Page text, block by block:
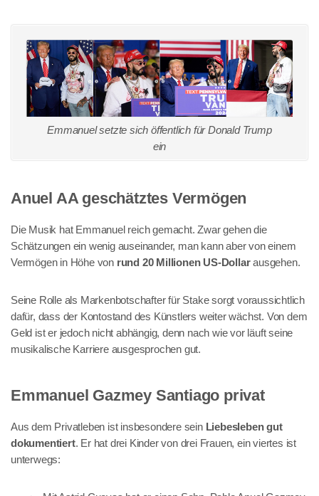
Emmanuel setzte sich öffentlich für Donald Trump
ein
Anuel AA geschätztes Vermögen
Die Musik hat Emmanuel reich gemacht. Zwar gehen die
Schätzungen ein wenig auseinander, man kann aber von einem
Vermögen in Höhe von rund 20 Millionen US-Dollarausgehen.
Seine Rolle als Markenbotschafter für Stake sorgt voraussichtlich
dafür, dass der Kontostand des Künstlers weiter wächst. Von dem
Geld ist er jedoch nicht abhängig, denn nach wie vor läuft seine
musikalische Karriere ausgesprochen gut.
Emmanuel Gazmey Santiago privat
Aus dem Privatleben ist insbesondere sein Liebesleben gut
dokumentiert. Er hat drei Kinder von drei Frauen, ein viertes ist
unterwegs: